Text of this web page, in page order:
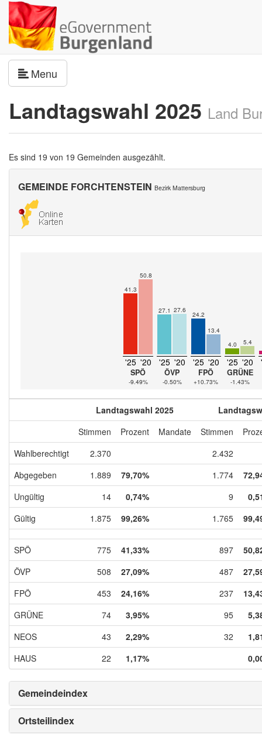
Menu
Landtagswahl 2025 Land
Es sind 19 von 19 Gemeinden ausgezählt.
GEMEINDE FORCHTENSTEIN Bezirk Mattersburg
41.3
50.8
'25 '20
SPÖ
-9.49%
27.1 27.6
'25 '20
ÖVP
-0.50%
24.2
13.4
'25 '20
FPÖ
+10.73%
4.0 5.4
'25 '20
GRÜNE
-1.43%
Landtagswahl 2025
Stimmen
Prozent Mandate Stimmen
Wahlberechtigt
2.370
2.432
Abgegeben
1.889 79,70% 1.774
Ungültig
14 0,74% 9
Gültig
1.875 99,26% 1.765
SPÖ 775 41,33% 897
ÖVP
508 27,09% 487
FPÖ
453 24,16% 237
GRÜNE
74 3,95% 95
NEOS
43 2,29% 32
HAUS
22 1,17%
Gemeindeindex
Ortsteilindex